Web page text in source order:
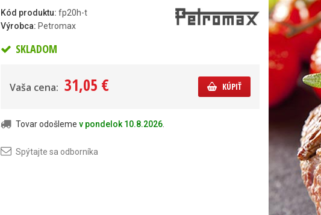
Kód produktu: fp20h-t
Výrobca: Petromax
SKLADOM
Vaša cena: 31,05 € KÚPIŤ
Tovar odošleme v pondelok 10.8.2026
Spýtajte sa odborníka